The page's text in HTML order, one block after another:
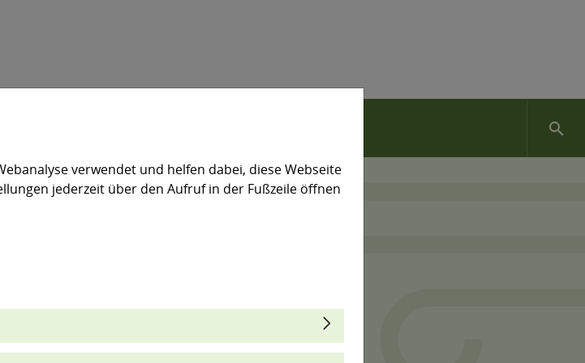
search
Chemische Industrie
der Petro- und
verwendet und helfen dabei, diese Webseite
jederzeit über den Aufruf in der Fußzeile öffnen